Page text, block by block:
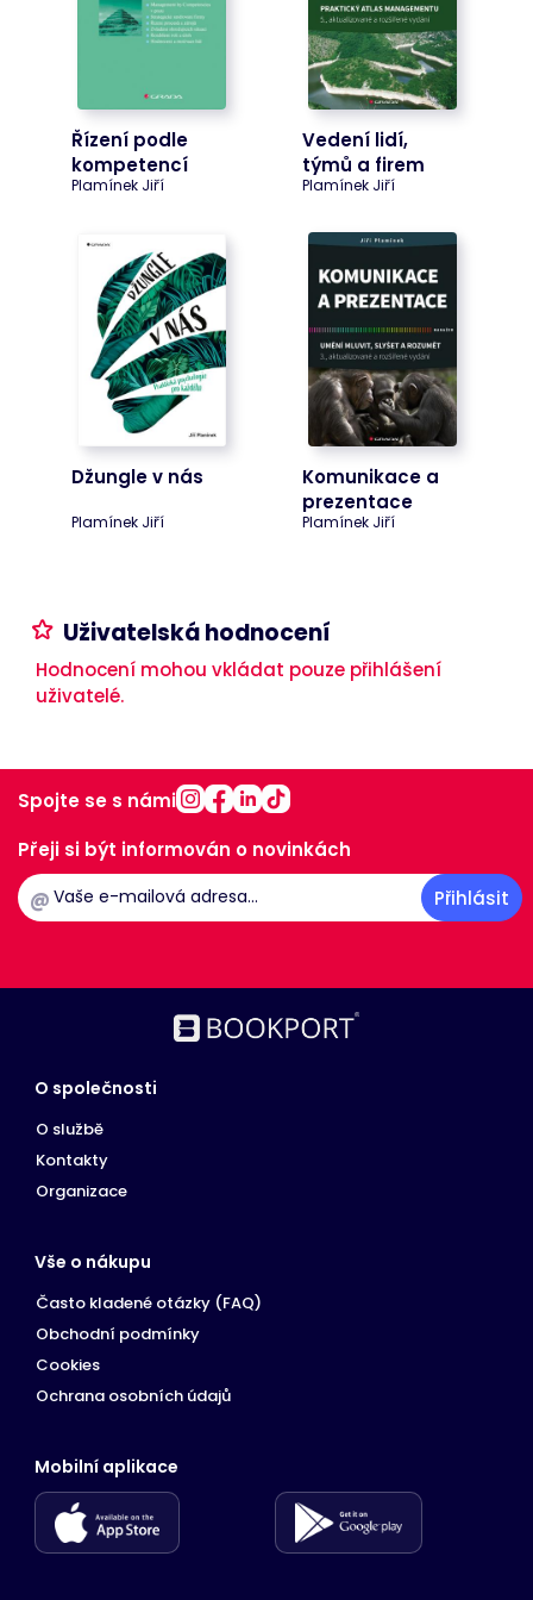
Řízení podle
kompetencí
Plamínek Jiří
Vedení lidí,
týmů a firem
Plamínek Jiří
Džungle v nás
Plamínek Jiří
Komunikace a
prezentace
Plamínek Jiří
Uživatelská hodnocení
Hodnocení mohou vkládat pouze přihlášení
uživatelé.
Spojte se s námi
Přeji si být informován o novinkách
@
O společnosti
O službě
Kontakty
Organizace
Vše o nákupu
Často kladené otázky (FAQ)
Obchodní podmínky
Cookies
Ochrana osobních údajů
Mobilní aplikace